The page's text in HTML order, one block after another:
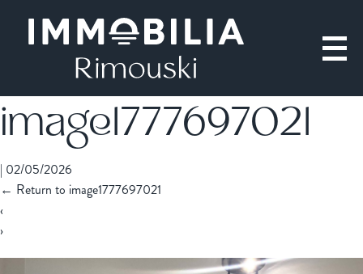
image1777697021
| 02/05/2026
← Return to image1777697021
‹
›